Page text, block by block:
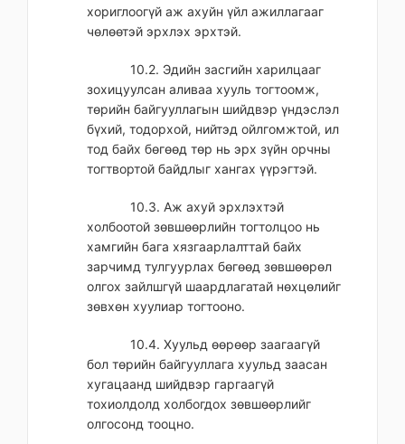
хориглоогүй аж ахуйн үйл ажиллагааг
чөлөөтэй эрхлэх эрхтэй.
10.2. Эдийн засгийн харилцааг
зохицуулсан аливаа хууль тогтоомж,
төрийн байгууллагын шийдвэр үндэслэл
бүхий, тодорхой, нийтэд ойлгомжтой, ил
тод байх бөгөөд төр нь эрх зүйн орчны
тогтвортой байдлыг хангах үүрэгтэй.
10.3. Аж ахуй эрхлэхтэй
холбоотой зөвшөөрлийн тогтолцоо нь
хамгийн бага хязгаарлалттай байх
зарчимд тулгуурлах бөгөөд зөвшөөрөл
олгох зайлшгүй шаардлагатай нөхцөлийг
зөвхөн хуулиар тогтооно.
10.4. Хуульд өөрөөр заагаагүй
бол төрийн байгууллага хуульд заасан
хугацаанд шийдвэр гаргаагүй
тохиолдолд холбогдох зөвшөөрлийг
олгосонд тооцно.